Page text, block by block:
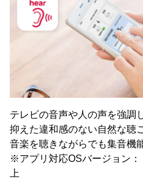
テレビの音声や人の声を強調
抑えた違和感のない自然な聴
音楽を聴きながらでも集音機
※アプリ対応OSバージョン：
上